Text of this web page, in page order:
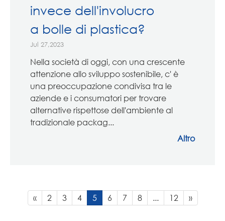
invece dell'involucro
a bolle di plastica?
Jul 27,2023
Nella società di oggi, con una crescente
attenzione allo sviluppo sostenibile, c' è
una preoccupazione condivisa tra le
aziende e i consumatori per trovare
alternative rispettose dell'ambiente al
tradizionale packag...
Altro
« 2 3 4 5 6 7 8 ... 12 »